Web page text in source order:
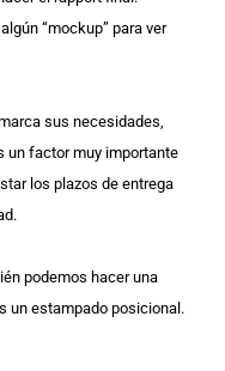
“mockup” para ver
sus necesidades,
un factor muy importante
los plazos de entrega
podemos hacer una
un estampado posicional.